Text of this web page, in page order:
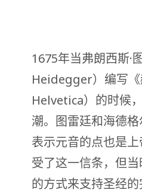
1675年当弗朗西斯
Heidegger）编写
Helvetica）的时候
潮。图雷廷和海德
表示元音的点也是
受了这一信条，但
的方式来支持圣经